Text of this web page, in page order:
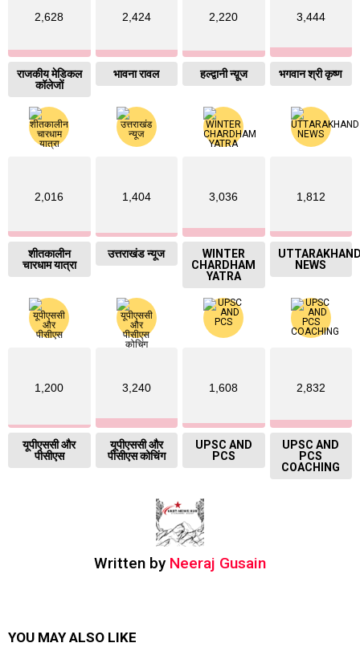
2,628
राजकीय मेडिकल
कॉलेजों
2,424
भावना रावल
2,220
हल्द्वानी न्य़ूज
3,444
भगवान श्री कृष्ण
2,016
शीतकालीन
चारधाम यात्रा
1,404
उत्तराखंड न्यूज
3,036
WINTER
CHARDHAM
YATRA
1,812
NEWS
1,200
यूपीएससी और
पीसीएस
3,240
यूपीएससी और
पीसीएस कोचिंग
1,608
UPSC AND
PCS
2,832
UPSC AND
PCS
COACHING
Written by Neeraj Gusain
YOU MAY ALSO LIKE